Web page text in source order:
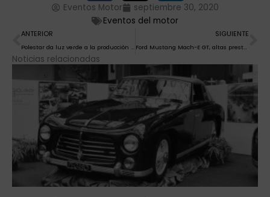
Eventos Motor
septiembre 30, 2020
Eventos del motor
Ant
ANTERIOR
Polestar da luz verde a la producción del Precept
SIGUIENTE
Ford Mustang Mach-E GT, altas prestaciones eléctricas
Noticias relacionadas